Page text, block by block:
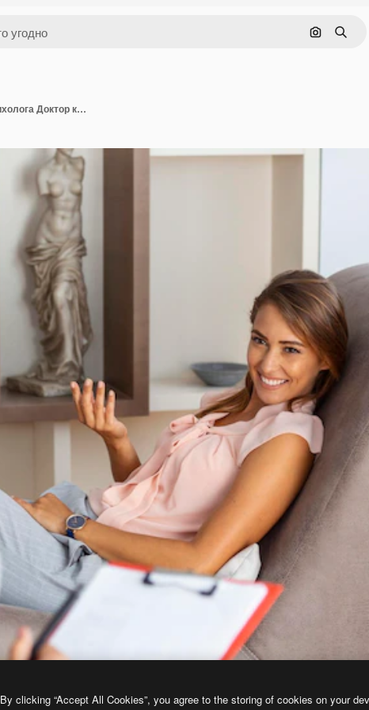
Поиск по
Поиск
Концепция медицинской помощи профессионального психолога Доктор консультируется в сеансе психотерапии или консультирует диагностику здоровья Цифровые концепции здоровья сеанс терапии
By clicking “Accept All Cookies”, you agree to the storing of cookies on your